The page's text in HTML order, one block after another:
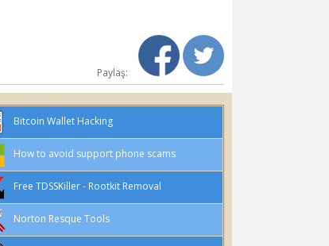
Paylaş:
Bitcoin Wallet Hacking
How to avoid support phone scams
Free TDSSKiller - Rootkit Removal
Norton Resque Tools